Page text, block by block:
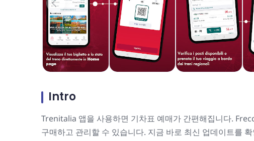
Intro
Trenitalia 앱을 사용하면 기차표 예매가 간편해집니다.
구매하고 관리할 수 있습니다. 지금 바로 최신 업데이트를